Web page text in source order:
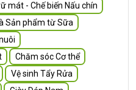
mát - Chế biến Nấu chín
Sản phẩm từ Sữa
Chăm sóc Cơ thể
Vệ sinh Tẩy Rửa